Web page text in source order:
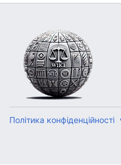
Політика конфіденційності